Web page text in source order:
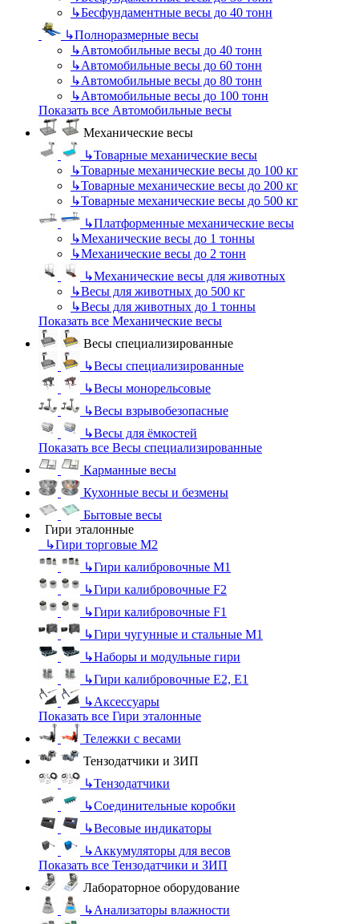
↳Бесфундаментные весы до 40 тонн
↳Полноразмерные весы
↳Автомобильные весы до 40 тонн
↳Автомобильные весы до 60 тонн
↳Автомобильные весы до 80 тонн
↳Автомобильные весы до 100 тонн
Показать все Автомобильные весы
Механические весы
↳Товарные механические весы
↳Товарные механические весы до 100 кг
↳Товарные механические весы до 200 кг
↳Товарные механические весы до 500 кг
↳Платформенные механические весы
↳Механические весы до 1 тонны
↳Механические весы до 2 тонн
↳Механические весы для животных
↳Весы для животных до 500 кг
↳Весы для животных до 1 тонны
Показать все Механические весы
Весы специализированные
↳Весы специализированные
↳Весы монорельсовые
↳Весы взрывобезопасные
↳Весы для ёмкостей
Показать все Весы специализированные
Карманные весы
Кухонные весы и безмены
Бытовые весы
Гири эталонные
↳Гири торговые М2
↳Гири калибровочные М1
↳Гири калибровочные F2
↳Гири калибровочные F1
↳Гири чугунные и стальные М1
↳Наборы и модульные гири
↳Гири калибровочные E2, Е1
↳Аксессуары
Показать все Гири эталонные
Тележки с весами
Тензодатчики и ЗИП
↳Тензодатчики
↳Соединительные коробки
↳Весовые индикаторы
↳Аккумуляторы для весов
Показать все Тензодатчики и ЗИП
Лабораторное оборудование
↳Анализаторы влажности